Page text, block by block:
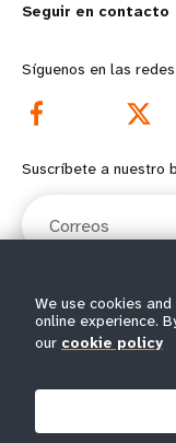
o
r
e
f
o
t
e
m
Seguir en contacto
Síguenos en las
Suscríbete a nuestro
© Todos
We use cookies
online experience.
our cookie policy